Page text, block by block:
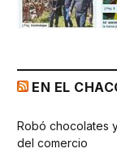
EN EL
Robó chocolates
del comercio